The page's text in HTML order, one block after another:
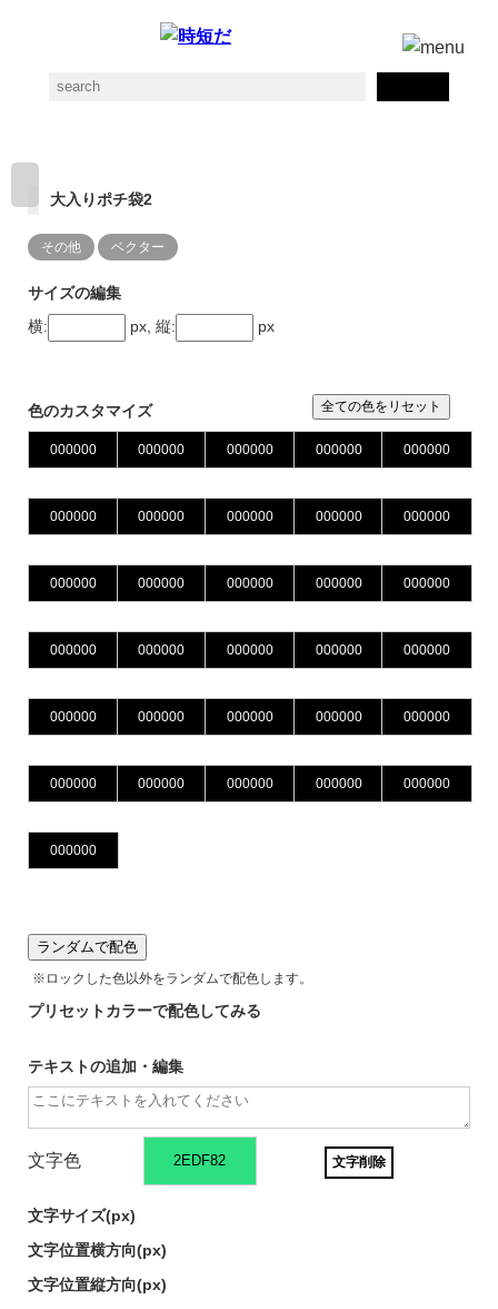
大入りポチ袋2
その他 ベクター
サイズの編集
横:
px, 縦: px
色のカスタマイズ 全ての色をリセット
ランダムで配色
※ロックした色以外をランダムで配色します。
プリセットカラーで配色してみる
テキストの追加・編集
文字色 文字削除
文字サイズ(px)
文字位置横方向(px)
文字位置縦方向(px)